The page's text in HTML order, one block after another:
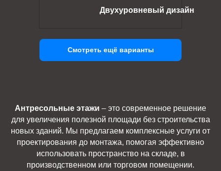
Двухуровневый дизайн
Смотреть ещё варианты
Антресольные этажи – это современное решение
для увеличения полезной площади без строительства
новых зданий. Мы предлагаем комплексные услуги от
проектирования до монтажа, помогая эффективно
использовать пространство на складе, в
производственном или торговом помещении.